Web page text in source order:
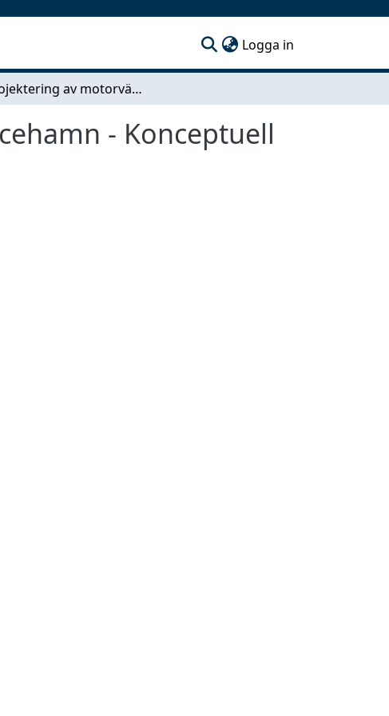
Logga in
Projektering av motorvägsbro över Ätran i Ulricehamn - Konceptuell design och preliminär dimensionering
- Konceptuell